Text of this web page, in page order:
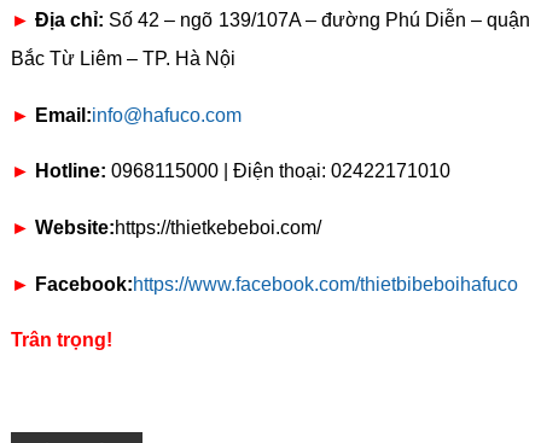
► Địa chỉ: Số 42 – ngõ 139/107A – đường Phú Diễn – quận
Bắc Từ Liêm – TP. Hà Nội
► Email:info@hafuco.com
► Hotline: 0968115000 | Điện thoại: 02422171010
► Website:https://thietkebeboi.com/
► Facebook:https://www.facebook.com/thietbibeboihafuco
Trân trọng!